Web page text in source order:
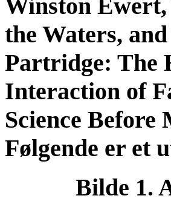
Winston Ewert,
the Waters,
Partridge: The
Interaction of
Science Before
Følgende er et
Bilde 1.